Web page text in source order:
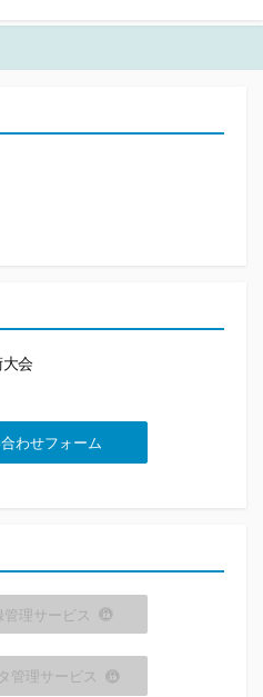
会
わせフォーム
理サービス
管理サービス